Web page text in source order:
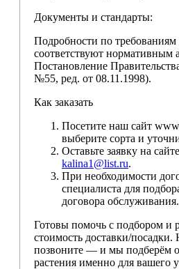
Документы и стандарты:
Подробности по
соответствуют нормативным
Постановление
№55, ред. от 08.11.1998).
Как заказать
Посетите наш сайт
выберите сорта и
Оставьте заявку на
kalina1@list.ru.
При необходимости
специалиста для
договора обслуживания.
Готовы помочь с подбором и
стоимость доставки/
позвоните — и мы подберём
растения именно для вашего